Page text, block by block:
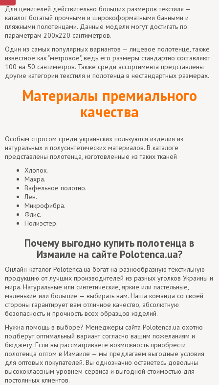
Для ценителей действительно больших размеров текстиля —
каталог богатый прочными и широкоформатными банными и
пляжными полотенцами. Данные модели могут достигать по
параметрам 200х220 сантиметров.
Один из самых популярных вариантов — лицевое полотенце, также
известное как "метровое", ведь его размеры стандартно составляют
100 на 50 сантиметров. Также среди ассортимента представлены
другие категории текстиля и полотенца в нестандартных размерах.
Материалы премиального
качества
Особым спросом среди украинских пользуются изделия из
натуральных и полусинтетических материалов. В каталоге
представлены полотенца, изготовленные из таких тканей
Хлопок.
Махра.
Вафельное полотно.
Лен.
Микрофибра.
Флис.
Полиэстер.
Почему выгодно купить полотенца в
Измаиле на сайте Polotenca.ua?
Онлайн-каталог Polotenca.ua богат на разнообразную текстильную
продукцию от лучших производителей из разных уголков Украины и
мира. Натуральные или синтетические, яркие или пастельные,
маленькие или большие — выбирать вам. Наша команда со своей
стороны гарантирует вам отличное качество, абсолютную
безопасность и прочность всех образцов изделий.
Нужна помощь в выборе? Менеджеры сайта Polotenca.ua охотно
подберут оптимальный вариант согласно вашим пожеланиям и
бюджету. Если вы рассматриваете возможность приобрести
полотенца оптом в Измаиле — мы предлагаем выгодные условия
для оптовых покупателей. Вы однозначно останетесь довольны
высококлассным уровнем сервиса и выгодной стоимостью для
постоянных клиентов.